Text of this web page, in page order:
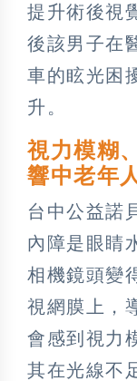
提升術後視
後該男子在
車的眩光困
升。
視力模糊
響中老年
台中公益諾
內障是眼睛
相機鏡頭變
視網膜上，
會感到視力
其在光線不